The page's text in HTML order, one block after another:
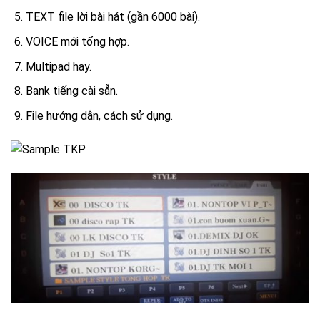
TEXT file lời bài hát (gần 6000 bài).
VOICE mới tổng hợp.
Multipad hay.
Bank tiếng cài sẵn.
File hướng dẫn, cách sử dụng.